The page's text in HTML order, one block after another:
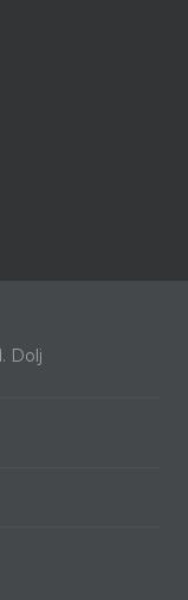
Dolj